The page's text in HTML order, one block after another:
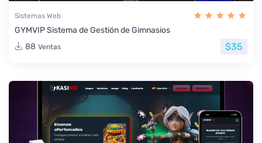
Sistemas Web
GYMVIP Sistema de Gestión de Gimnasios
88 Ventas $35